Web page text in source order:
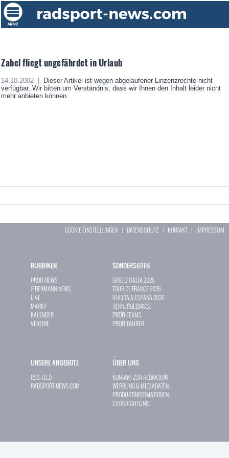
Zabel fliegt ungefährdet in Urlaub
14.10.2002 |
Dieser Artikel ist wegen abgelaufener Linzenzrechte nicht
verfügbar. Wir bitten um Verständnis, dass wir Ihnen den Inhalt leider nicht
mehr anbieten können.
COOKIE EINSTELLUNGEN | DATENSCHUTZ | KONTAKT| IMPRESSUM
RUBRIKEN
PROFI-NEWS
JEDERMANN-NEWS
LIVE
MARKT
KALENDER
VEREINE
SONDERSEITEN
GIRO D`ITALIA 2026
TOUR DE FRANCE 2026
VUELTA A ESPAÑA 2026
RENNERGEBNISSE
PROFI-TEAMS
PROFI-FAHRER
UNSERE ANGEBOTE
RSS-FEED
RADSPORT-NEWS.COM
ÜBER UNS
KONTAKT ZUR REDAKTION
WERBUNG & MEDIADATEN
PRODUKTINFORMATIONEN
ETHIKRICHTLINIE